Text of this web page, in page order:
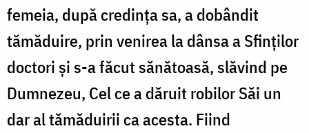
femeia, după credința sa, a dobândit
tămăduire, prin venirea la dânsa a Sfinților
doctori și s-a făcut sănătoasă, slăvind pe
Dumnezeu, Cel ce a dăruit robilor Săi un
dar al tămăduirii ca acesta. Fiind